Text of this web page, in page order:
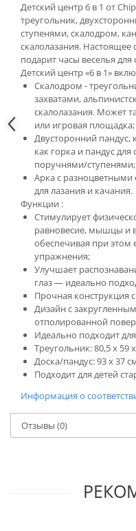
Детский центр 6 в 1 от
треугольник,
ступенями, скалодром,
скалолазания.
подарит часы веселья
Детский центр «6 в 1»
Скалодром -
захватами,
скалолазания. Может
или игровая площадка;
Двусторонний пандус,
как горка и пандус
поручнями/ступенями;
Арка с
для лазания и качания.
Функции :
Стимулирует
равновесие, мышцы и
обеспечивая при
упражнения;
Улучшает
глаз — идеально
Прочная конструкция
Дизайн с
отполированной
Идеально подходит
Треугольник: 80,5 x 59
Доска/пандус: 93 x 37
Подходит для детей
Информация о
Отзывы (0)